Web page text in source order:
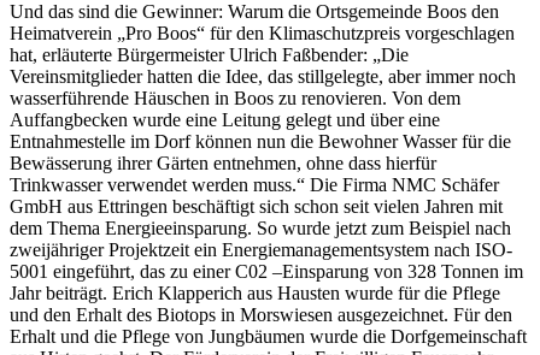
Und das sind die Gewinner: Warum die Ortsgemeinde Boos den
Heimatverein „Pro Boos“ für den Klimaschutzpreis vorgeschlagen
hat, erläuterte Bürgermeister Ulrich Faßbender: „Die
Vereinsmitglieder hatten die Idee, das stillgelegte, aber immer noch
wasserführende Häuschen in Boos zu renovieren. Von dem
Auffangbecken wurde eine Leitung gelegt und über eine
Entnahmestelle im Dorf können nun die Bewohner Wasser für die
Bewässerung ihrer Gärten entnehmen, ohne dass hierfür
Trinkwasser verwendet werden muss.“ Die Firma NMC Schäfer
GmbH aus Ettringen beschäftigt sich schon seit vielen Jahren mit
dem Thema Energieeinsparung. So wurde jetzt zum Beispiel nach
zweijähriger Projektzeit ein Energiemanagementsystem nach ISO-
5001 eingeführt, das zu einer C02 –Einsparung von 328 Tonnen im
Jahr beiträgt. Erich Klapperich aus Hausten wurde für die Pflege
und den Erhalt des Biotops in Morswiesen ausgezeichnet. Für den
Erhalt und die Pflege von Jungbäumen wurde die Dorfgemeinschaft